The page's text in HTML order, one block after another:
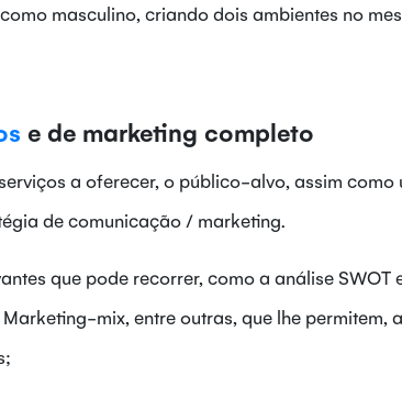
masculino, criando dois ambientes no
e de marketing completo
a oferecer, o público-alvo, assim como
de comunicação / marketing.
que pode recorrer, como a análise SWOT
mix, entre outras, que lhe permitem,